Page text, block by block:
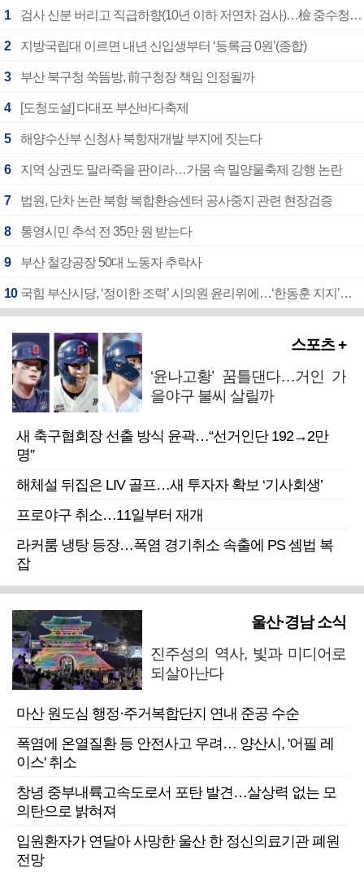
1 검사 신분 버리고 직급하향(10년 이하 저연차 검사)…檢 중수청행 기피
2 지방국립대 이르면 내년 신입생부터 ‘등록금 0원’(종합)
3 부산 북구청 쑥뜸방, 前구청장 책임 인정될까
4 [도청도설] 다대포 부산바다축제
5 해양수산부 신청사 북항재개발 부지에 짓는다
6 지역 상권도 말라죽을 판이라…가뭄 속 밀양물축제 강행 논란
7 법원, 단차 논란 북항 복합환승센터 공사중지 관련 현장검증
8 통영시민 추석 전 35만 원 받는다
9 부산 철강공장 50대 노동자 추락사
10 국힘 부산시당, ‘정이한 조력’ 시의원 윤리위에…‘한동훈 지지’도 신고접수
스포츠 +
‘윤나고황’ 꿈틀댄다…거인 가
을야구 불씨 살릴까
새 축구협회장 선출 방식 윤곽…“선거인단 192→2만
명”
해체설 뒤집은 LIV 골프…새 투자자 확보 ‘기사회생’
프로야구 취소…11일부터 재개
라커룸 냉탕 등장…폭염 경기취소 속출에 PS 셈법 복
잡
울산·경남 소식
진주성의 역사, 빛과 미디어로
되살아난다
마산 원도심 행정·주거복합단지 연내 준공 수순
폭염에 온열질환 등 안전사고 우려… 양산시, '어필 레
이스' 취소
창녕 중부내륙고속도로서 포탄 발견…살상력 없는 모
의탄으로 밝혀져
입원환자가 연달아 사망한 울산 한 정신의료기관 폐원
전망